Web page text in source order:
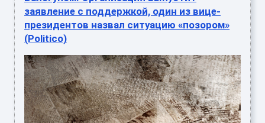
заявление с поддержкой, один из вице-
президентов назвал ситуацию «позором»
(Politico)